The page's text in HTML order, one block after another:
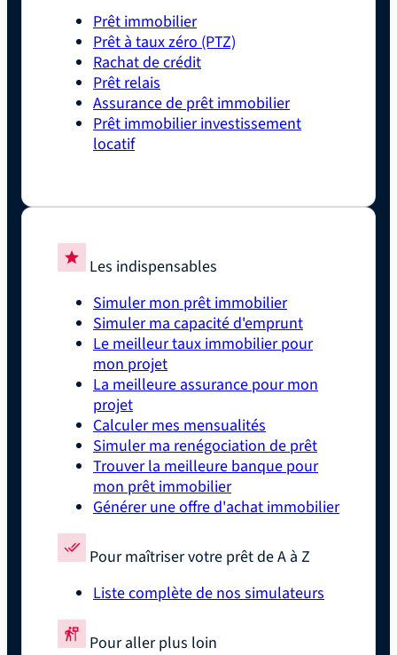
Prêt immobilier
Prêt à taux zéro (PTZ)
Rachat de crédit
Prêt relais
Assurance de prêt immobilier
Prêt immobilier investissement
locatif
Les indispensables
Simuler mon prêt immobilier
Simuler ma capacité d'emprunt
Le meilleur taux immobilier pour
mon projet
La meilleure assurance pour mon
projet
Calculer mes mensualités
Simuler ma renégociation de prêt
Trouver la meilleure banque pour
mon prêt immobilier
Générer une offre d'achat immobilier
Pour maîtriser votre prêt de A à Z
Liste complète de nos simulateurs
Pour aller plus loin